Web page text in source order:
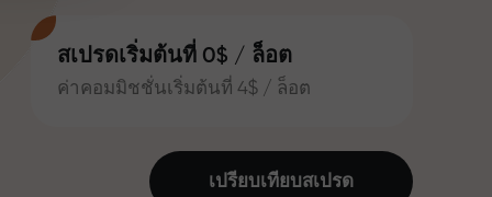
สเปรดเริ่มต้นที่ 0$ / ล็อต
ค่าคอมมิชชั่นเริ่มต้นที่ 4$ / ล็อต
เปรียบเทียบสเปรด